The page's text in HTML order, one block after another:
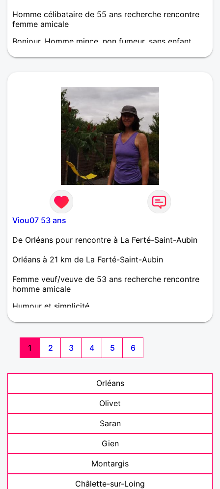
Homme célibataire de 55 ans recherche rencontre
femme amicale
Bonjour, Homme mince, non fumeur, sans enfant
bientôt ?
Viou07 53 ans
De Orléans pour rencontre à La Ferté-Saint-Aubin
Orléans à 21 km de La Ferté-Saint-Aubin
Femme veuf/veuve de 53 ans recherche rencontre
homme amicale
Humour et simplicité
1 2 3 4 5 6
Orléans
Olivet
Saran
Gien
Montargis
Châlette-sur-Loing